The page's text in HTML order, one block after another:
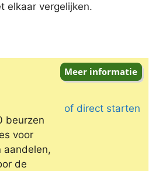
elkaar vergelijken.
beurzen
voor
aandelen,
de
of direct starten